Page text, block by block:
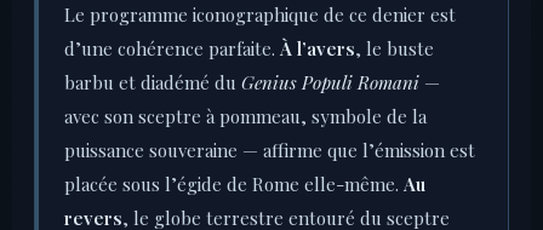
Le programme iconographique de ce denier est
d’une cohérence parfaite. À l’avers, le buste
barbu et diadémé du Genius Populi Romani —
avec son sceptre à pommeau, symbole de la
puissance souveraine — affirme que l’émission est
placée sous l’égide de Rome elle-même. Au
revers, le globe terrestre entouré du sceptre